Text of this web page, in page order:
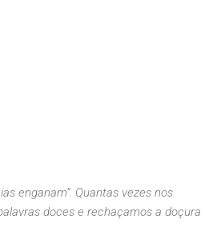
enganam”. Quantas vezes nos
doces e rechaçamos a doçura